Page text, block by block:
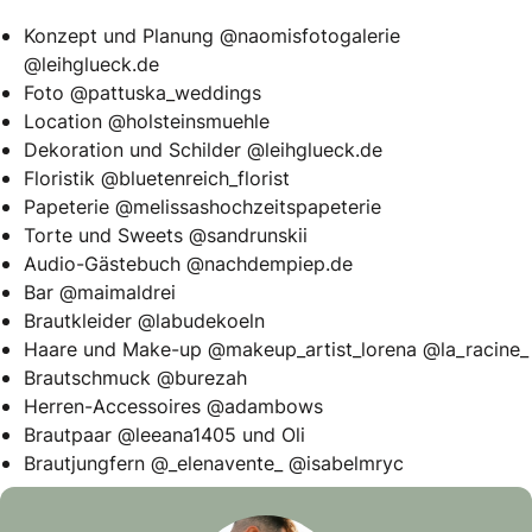
Konzept und Planung @naomisfotogalerie
@leihglueck.de
Foto @pattuska_weddings
Location @holsteinsmuehle
Dekoration und Schilder @leihglueck.de
Floristik @bluetenreich_florist
Papeterie @melissashochzeitspapeterie
Torte und Sweets @sandrunskii
Audio-Gästebuch @nachdempiep.de
Bar @maimaldrei
Brautkleider @labudekoeln
Haare und Make-up @makeup_artist_lorena @la_racine_
Brautschmuck @burezah
Herren-Accessoires @adambows
Brautpaar @leeana1405 und Oli
Brautjungfern @_elenavente_ @isabelmryc